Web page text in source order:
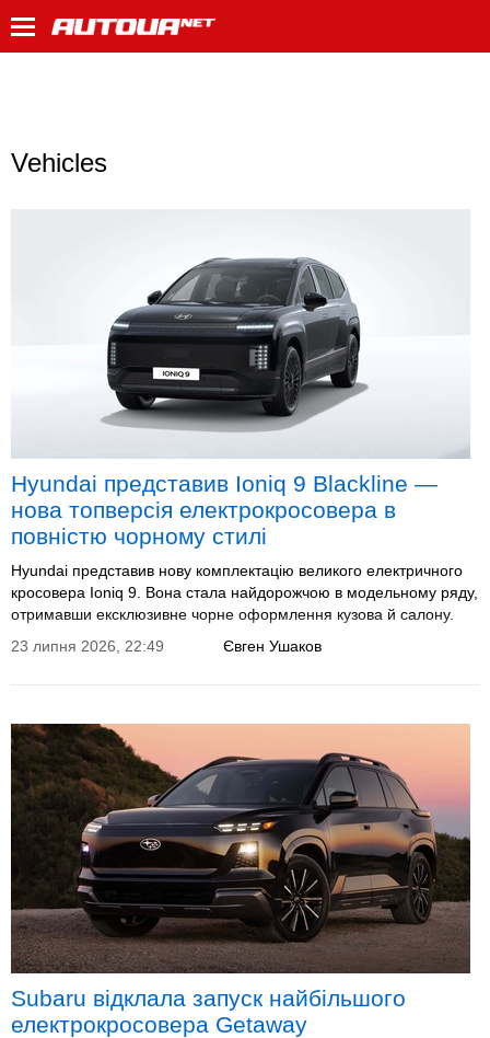
Vehicles
Hyundai представив Ioniq 9 Blackline —
нова топверсія електрокросовера в
повністю чорному стилі
Hyundai представив нову комплектацію великого електричного
кросовера Ioniq 9. Вона стала найдорожчою в модельному ряду,
отримавши ексклюзивне чорне оформлення кузова й салону.
Євген Ушаков
23 липня 2026, 22:49
Subaru відклала запуск найбільшого
електрокросовера Getaway